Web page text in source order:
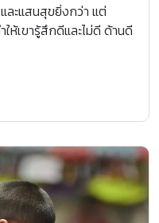
ละแสนสุขยิ่งกว่า แต่
ห้เขารู้สึกดีและไม่ดี ด้านดี